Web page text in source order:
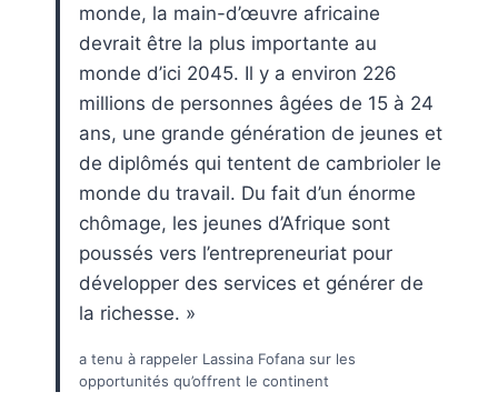
monde, la main-d’œuvre africaine
devrait être la plus importante au
monde d’ici 2045. Il y a environ 226
millions de personnes âgées de 15 à 24
ans, une grande génération de jeunes et
de diplômés qui tentent de cambrioler le
monde du travail. Du fait d’un énorme
chômage, les jeunes d’Afrique sont
poussés vers l’entrepreneuriat pour
développer des services et générer de
la richesse. »
a tenu à rappeler Lassina Fofana sur les
opportunités qu’offrent le continent